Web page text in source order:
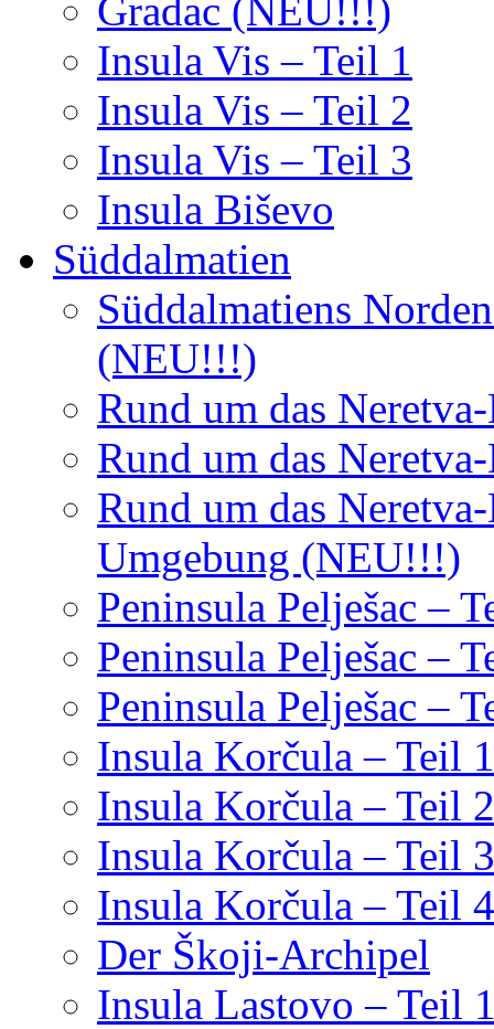
Gradac (NEU!!!)
Insula Vis – Teil 1
Insula Vis – Teil 2
Insula Vis – Teil 3
Insula Biševo
Süddalmatien
Süddalmatiens
(NEU!!!)
Rund um das
Rund um das
Rund um das
Umgebung (NEU!!!)
Peninsula Pelješac –
Peninsula Pelješac –
Peninsula Pelješac –
Insula Korčula – Teil 1
Insula Korčula – Teil 2
Insula Korčula – Teil 3
Insula Korčula – Teil 4
Der Škoji-Archipel
Insula Lastovo – Teil